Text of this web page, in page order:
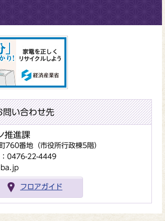
問い合わせ先
推進課
番地（市役所行政棟5階）
：0476-22-4449
フロアガイド